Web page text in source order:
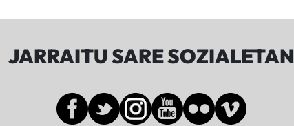
JARRAITU SARE SOZIALETAN